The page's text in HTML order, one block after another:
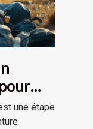
une étape